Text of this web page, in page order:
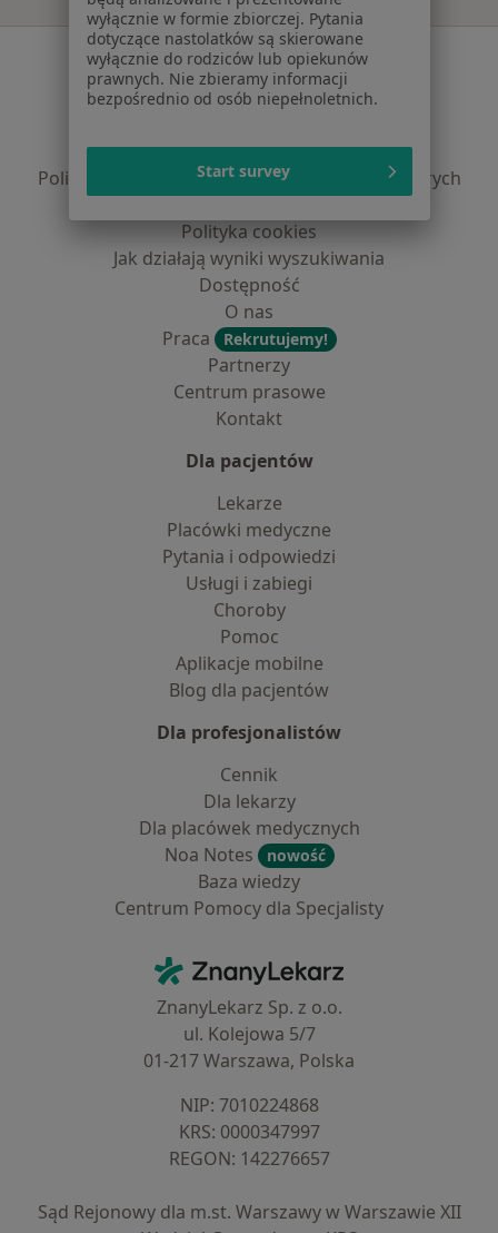
Serwis
Regulamin
Polityka prywatności profesjonalistów
Polityka prywatności dla profesjonalistów, których
Polityka cookies
Jak działają wyniki wyszukiwania
Dostępność
O nas
Praca
Rekrutujemy!
Partnerzy
Centrum prasowe
Kontakt
Dla pacjentów
Lekarze
Placówki medyczne
Pytania i odpowiedzi
Usługi i zabiegi
Choroby
Pomoc
Aplikacje mobilne
Blog dla pacjentów
Dla profesjonalistów
Cennik
Dla lekarzy
Dla placówek medycznych
Noa Notes
nowość
Baza wiedzy
Centrum Pomocy dla Specjalisty
ZnanyLekarz - Strona główna
ZnanyLekarz Sp. z o.o.
ul. Kolejowa 5/7
01-217 Warszawa, Polska
NIP: ⁠7010224868
KRS: ⁠0000347997
REGON: ⁠142276657
Sąd Rejonowy dla m.st. Warszawy w Warszawie XII
wyłącznie w formie zbiorczej. Pytania
dotyczące nastolatków są skierowane
wyłącznie do rodziców lub opiekunów
prawnych. Nie zbieramy informacji
bezpośrednio od osób niepełnoletnich.
Start survey